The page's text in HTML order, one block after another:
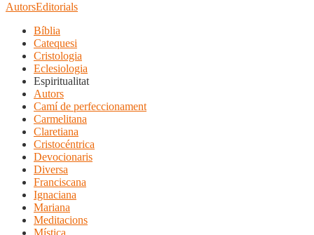
AutorsEditorials
Bíblia
Catequesi
Cristologia
Eclesiologia
Espiritualitat
Autors
Camí de perfeccionament
Carmelitana
Claretiana
Cristocéntrica
Devocionaris
Diversa
Franciscana
Ignaciana
Mariana
Meditacions
Mística